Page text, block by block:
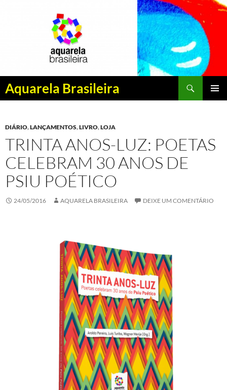
Aquarela Brasileira
Pesquisar
PULAR
CONTEÚDO
DIÁRIO,LANÇAMENTOS,LIVRO,LOJA
TRINTA ANOS-LUZ: POETAS
CELEBRAM 30 ANOS DE
PSIU POÉTICO
24/05/2016 AQUARELA BRASILEIRA DEIXE UM COMENTÁRIO